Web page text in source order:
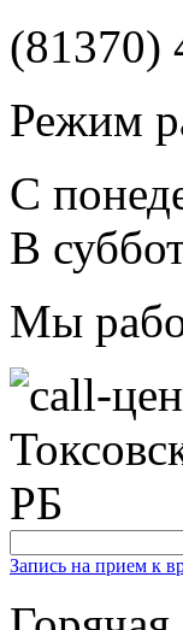
(81370)
Режим
C
В
Мы
Запись на прием к